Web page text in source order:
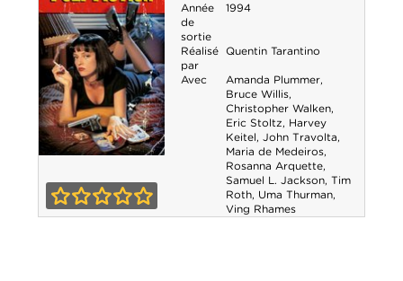
Année
de
sortie
1994
Réalisé
par
Quentin Tarantino
Avec Amanda Plummer,
Bruce Willis,
Christopher Walken,
Eric Stoltz, Harvey
Keitel, John Travolta,
Maria de Medeiros,
Rosanna Arquette,
Samuel L. Jackson, Tim
Roth, Uma Thurman,
Ving Rhames